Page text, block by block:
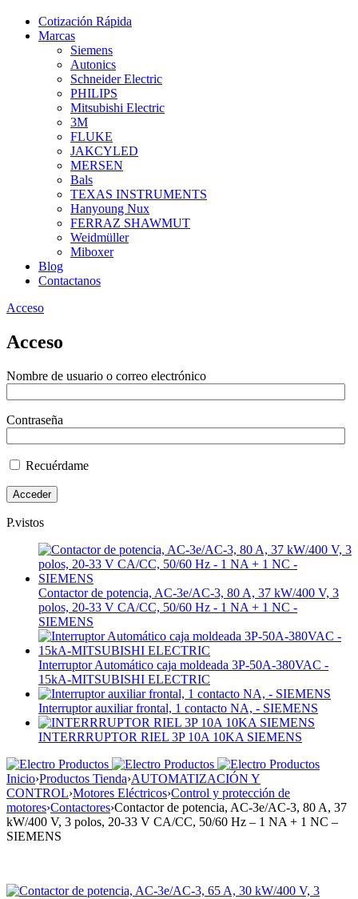
Cotización Rápida
Marcas
Siemens
Autonics
Schneider Electric
PHILIPS
Mitsubishi Electric
3M
FLUKE
JAKCYLED
MERSEN
Bals
TEXAS INSTRUMENTS
Hanyoung Nux
FERRAZ SHAWMUT
Weidmüller
Miboxer
Blog
Contactanos
Acceso
Acceso
Nombre de usuario o correo electrónico
Contraseña
Recuérdame
P.vistos
Contactor de potencia, AC-3e/AC-3, 80 A, 37 kW/400 V, 3
polos, 20-33 V CA/CC, 50/60 Hz - 1 NA + 1 NC -
SIEMENS
Interruptor Automático caja moldeada 3P-50A-380VAC -
15kA-MITSUBISHI ELECTRIC
Interruptor auxiliar frontal, 1 contacto NA, - SIEMENS
INTERRRUPTOR RIEL 3P 10A 10KA SIEMENS
Inicio›Productos Tienda›AUTOMATIZACIÓN Y
CONTROL›Motores Eléctricos›Control y protección de
motores›Contactores›Contactor de potencia, AC-3e/AC-3, 80 A, 37
kW/400 V, 3 polos, 20-33 V CA/CC, 50/60 Hz – 1 NA + 1 NC –
SIEMENS